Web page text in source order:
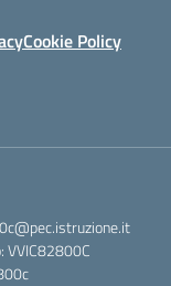
Cookie Policy
VVIC82800C